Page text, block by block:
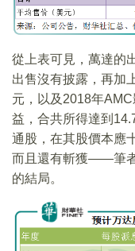
從上表可見，萬達的
出售沒有披露，再加
元，以及2018年
益，合共所得達到
通股，在其股價本應
而且還有斬獲——筆
的結局。